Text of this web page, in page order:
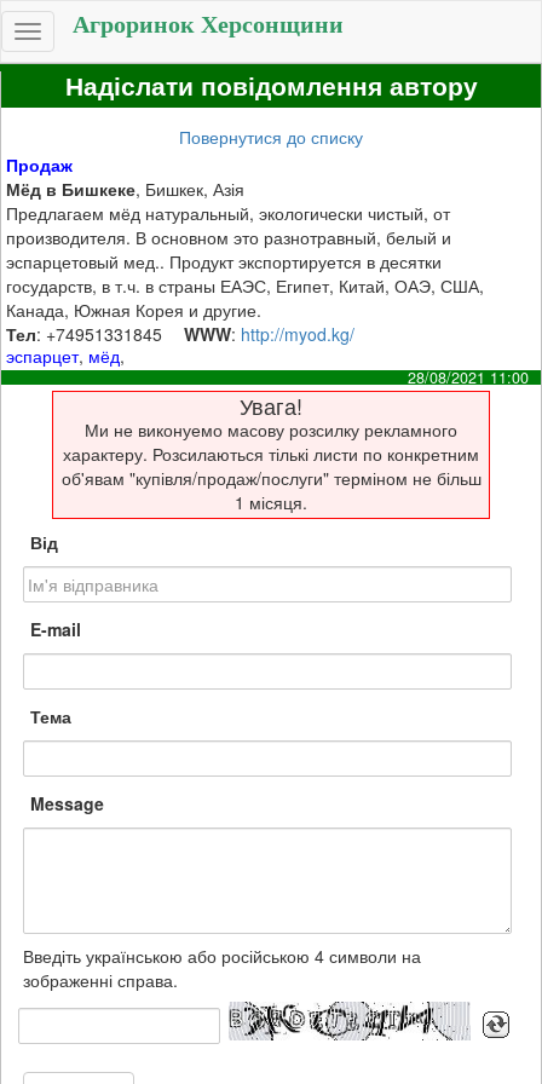
Toggle
navigation
Агроринок Херсонщини
Надіслати повідомлення автору
Повернутися до списку
Продаж
Мёд в Бишкеке, Бишкек, Азія
Предлагаем мёд натуральный, экологически чистый, от
производителя. В основном это разнотравный, белый и
эспарцетовый мед.. Продукт экспортируется в десятки
государств, в т.ч. в страны ЕАЭС, Египет, Китай, ОАЭ, США,
Канада, Южная Корея и другие.
Тел: +74951331845 WWW: http://myod.kg/
эспарцет, мёд,
28/08/2021 11:00
Увага!
Ми не виконуемо масову розсилку рекламного
характеру. Розсилаються тількі листи по конкретним
об'явам "купівля/продаж/послуги" терміном не більш
1 місяця.
Від
E-mail
Тема
Message
Введіть українською або російською 4 символи на
зображенні справа.